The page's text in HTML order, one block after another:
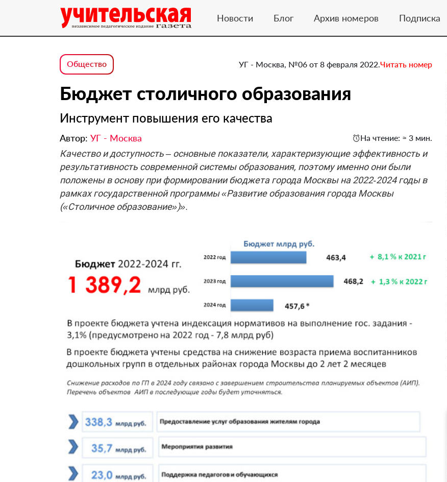
Новости Блог Архив номеров Подписка
Общество УГ - Москва, №06 от 8 февраля 2022.Читать номер
Бюджет столичного образования
Инструмент повышения его качества
Автор: УГ - Москва На чтение: ≈ 3 мин.
Качество и доступность – основные показатели, характеризующие эффективность и
результативность современной системы образования, поэтому именно они были
положены в основу при формировании бюджета города Москвы на 2022‑2024 годы в
рамках государственной программы «Развитие образования города Москвы
(«Столичное образование»)».